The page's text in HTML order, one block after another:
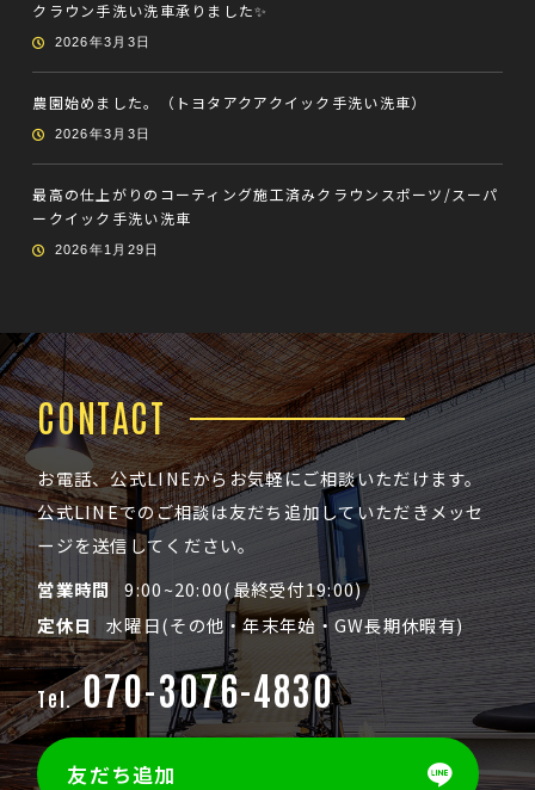
クラウン手洗い洗車承りました✨
2026年3月3日
農園始めました。（トヨタアクアクイック手洗い洗車）
2026年3月3日
最高の仕上がりのコーティング施工済みクラウンスポーツ/スーパ
ークイック手洗い洗車
2026年1月29日
CONTACT
お電話、公式LINEからお気軽にご相談いただけます。
公式LINEでのご相談は友だち追加していただきメッセ
ージを送信してください。
営業時間 9:00~20:00(最終受付19:00)
定休日
水曜日(その他・年末年始・GW長期休暇有)
Tel. 070-3076-4830
友だち追加